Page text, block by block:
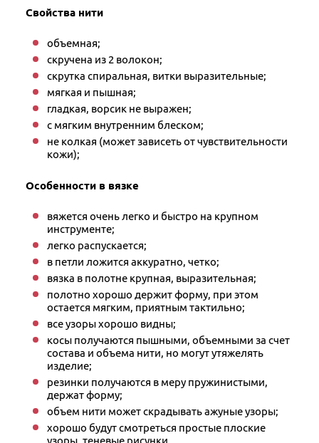
Свойства нити
объемная;
скручена из 2 волокон;
скрутка спиральная, витки выразительные;
мягкая и пышная;
гладкая, ворсик не выражен;
с мягким внутренним блеском;
не колкая (может зависеть от чувствительности
кожи);
Особенности в вязке
вяжется очень легко и быстро на крупном
инструменте;
легко распускается;
в петли ложится аккуратно, четко;
вязка в полотне крупная, выразительная;
полотно хорошо держит форму, при этом
остается мягким, приятным тактильно;
все узоры хорошо видны;
косы получаются пышными, объемными за счет
состава и объема нити, но могут утяжелять
изделие;
резинки получаются в меру пружинистыми,
держат форму;
объем нити может скрадывать ажуные узоры;
хорошо будут смотреться простые плоские
узоры, теневые рисунки.